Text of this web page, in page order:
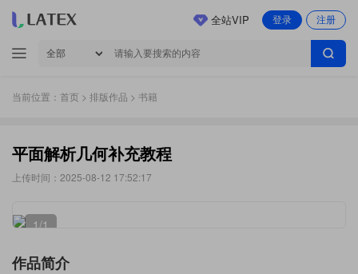
登录 注册
全站VIP
当前位置： 首页 > 排版作品 > 书籍
平面解析几何补充教程
上传时间：2025-08-12 17:52:17
1/1
作品简介